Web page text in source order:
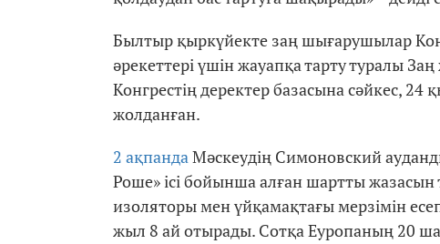
Былтыр қыркүйекте заң шығарушылар
әрекеттері үшін жауапқа тарту туралы
Конгрестің деректер базасына сәйкес, 24
жолданған.
2 ақпандаМәскеудің Симоновский
Роше» ісі бойынша алған шартты
изоляторы мен үйқамақтағы мерзімін
жыл 8 ай отырады. Сотқа Еуропаның 20